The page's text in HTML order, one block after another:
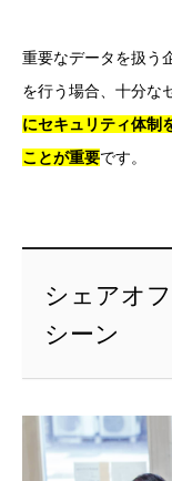
重要なデータを扱う
を行う場合、十分な
にセキュリティ体制
ことが重要です。
シェアオ
シーン